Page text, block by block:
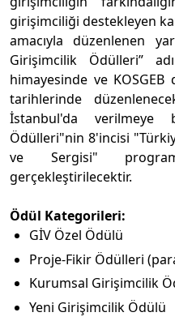
girişimciliği destekleyen
amacıyla düzenlenen
Girişimcilik Ödülleri”
himayesinde ve KOSGEB
tarihlerinde
İstanbul'da verilmeye
Ödülleri"nin 8'incisi
ve Sergisi"
gerçekleştirilecektir.
Ödül Kategorileri:
GİV Özel Ödülü
Proje-Fikir Ödülleri
Kurumsal Girişimcilik
Yeni Girişimcilik Ödülü